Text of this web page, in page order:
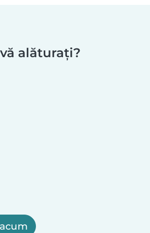
alăturați?